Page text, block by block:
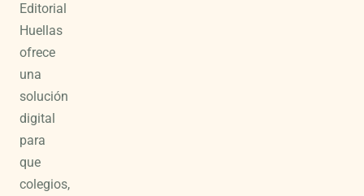
Editorial
Huellas
ofrece
una
solución
digital
para
que
colegios,